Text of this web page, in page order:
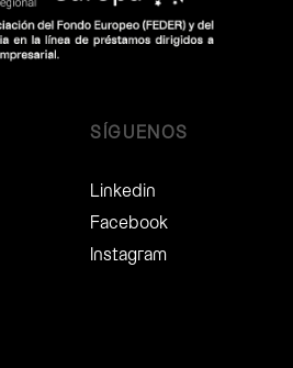
SÍGUENOS
Linkedin
Facebook
Instagram